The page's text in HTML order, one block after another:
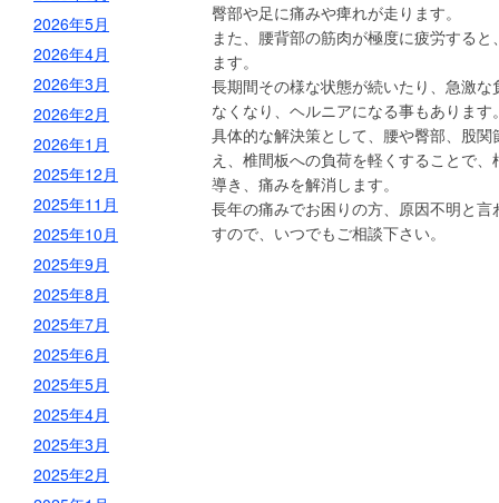
臀部や足に痛みや痺れが走ります。
また、腰背部の筋肉が極度に疲労する
ます。
長期間その様な状態が続いたり、急激
なくなり、ヘルニアになる事もあります
具体的な解決策として、腰や臀部、股
え、椎間板への負荷を軽くすることで
導き、痛みを解消します。
長年の痛みでお困りの方、原因不明と
すので、いつでもご相談下さい。
2026年5月
2026年4月
2026年3月
2026年2月
2026年1月
2025年12月
2025年11月
2025年10月
2025年9月
2025年8月
2025年7月
2025年6月
2025年5月
2025年4月
2025年3月
2025年2月